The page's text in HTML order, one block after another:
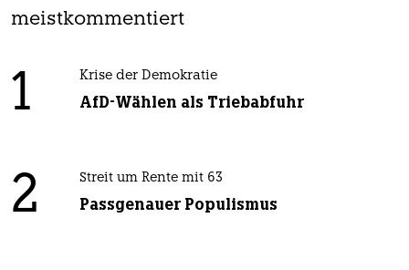
meistkommentiert
1 Krise der Demokratie
AfD-Wählen als Triebabfuhr
2 Streit um Rente mit 63
Passgenauer Populismus